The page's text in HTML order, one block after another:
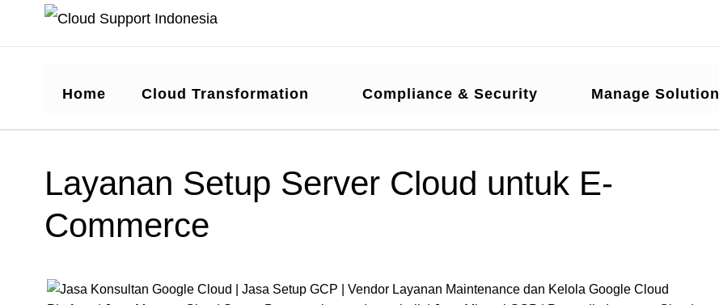
Home Cloud Transformation Compliance & Security Manage Solution
Layanan Setup Server Cloud untuk E-
Commerce